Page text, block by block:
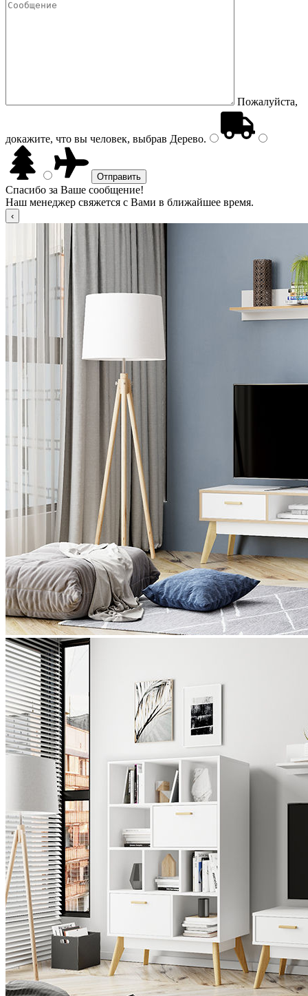
Пожалуйста,
докажите, что вы человек, выбрав Дерево.
Спасибо за Ваше сообщение!
Наш менеджер свяжется с Вами в ближайшее время.